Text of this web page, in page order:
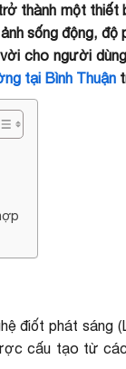
thành một
sống động, độ
cho người
tại Bình Thuận
điốt phát sáng
cấu tạo từ